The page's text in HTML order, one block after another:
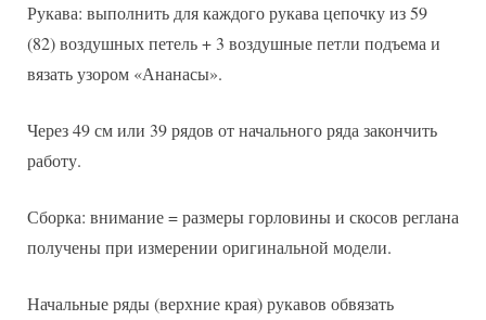
Рукава: выполнить для каждого рукава цепочку из 59
(82) воздушных петель + 3 воздушные петли подъема и
вязать узором «Ананасы».
Через 49 см или 39 рядов от начального ряда закончить
работу.
Сборка: внимание = размеры горловины и скосов реглана
получены при измерении оригинальной модели.
Начальные ряды (верхние края) рукавов обвязать